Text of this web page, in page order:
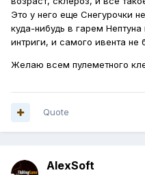
Это у него еще Снегурочки
куда-нибудь в гарем
интриги, и самого ивента не
Желаю всем пулеметного
Quote
AlexSoft